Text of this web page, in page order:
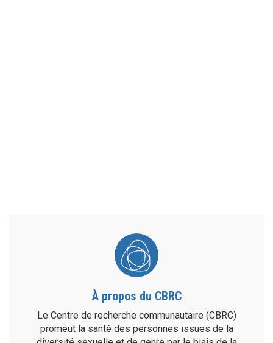
À propos du CBRC
Le Centre de recherche communautaire (CBRC)
promeut la santé des personnes issues de la